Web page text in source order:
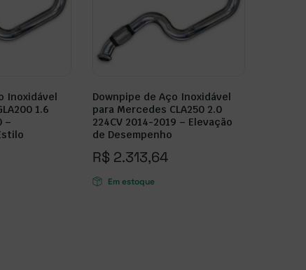
Inoxidável
1.6
–
Downpipe de Aço Inoxidável
para Mercedes CLA250 2.0
224CV 2014-2019 – Elevação
de Desempenho
R$ 2.313,64
Em estoque